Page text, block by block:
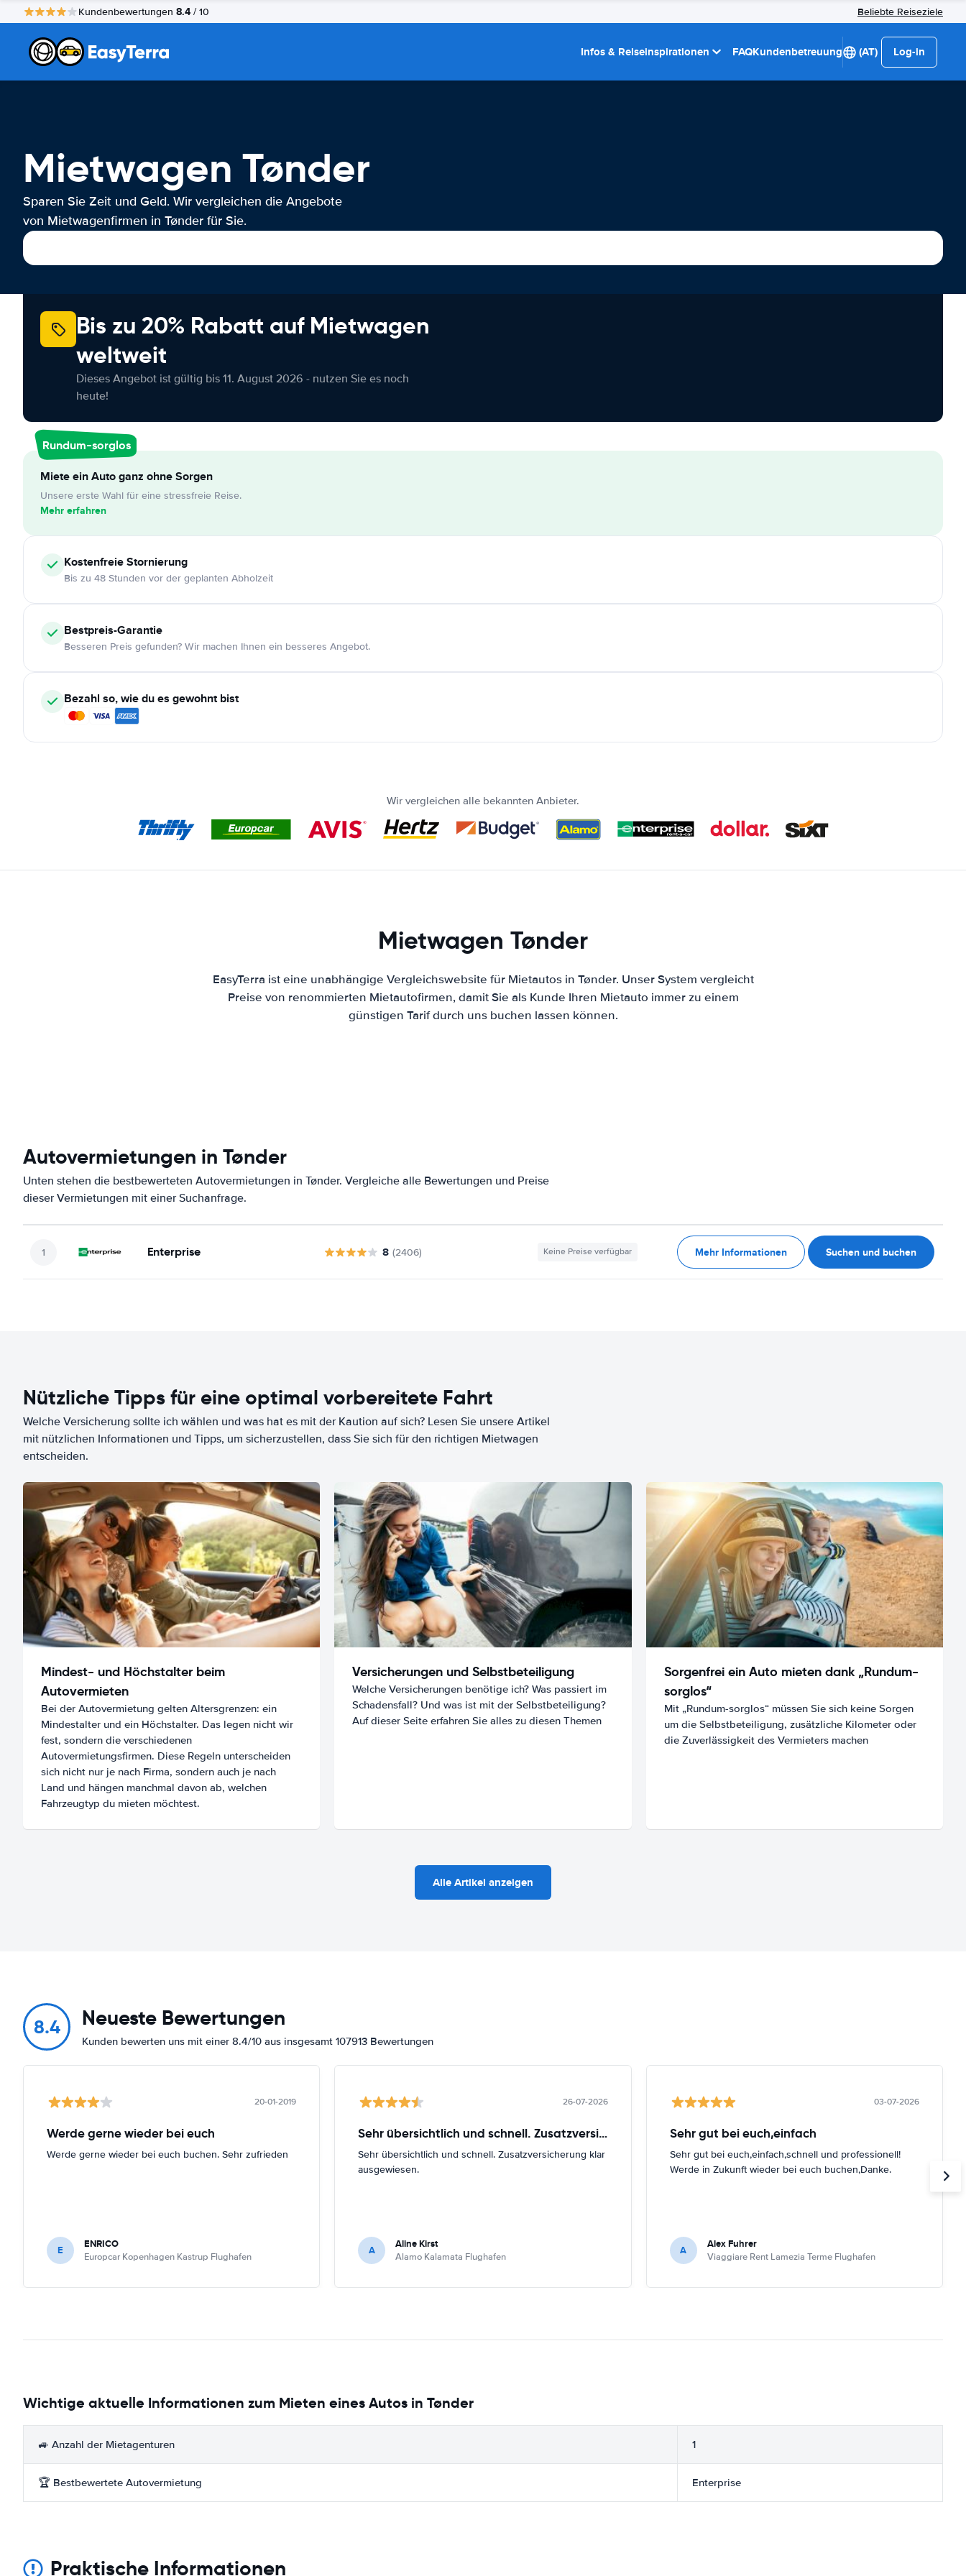
Kundenbewertungen 8.4 / 10 Beliebte Reiseziele
Infos & Reiseinspirationen FAQKundenbetreuung (AT) Log-in
Mietwagen Tønder
Sparen Sie Zeit und Geld. Wir vergleichen die Angebote
von Mietwagenfirmen in Tønder für Sie.
Bis zu 20% Rabatt auf Mietwagen
weltweit
Dieses Angebot ist gültig bis 11. August 2026 - nutzen Sie es noch
heute!
Rundum-sorglos
Miete ein Auto ganz ohne Sorgen
Unsere erste Wahl für eine stressfreie Reise.
Mehr erfahren
KostenfreieStornierung
Bis zu 48 Stunden vor der geplanten Abholzeit
Bestpreis-Garantie
Besseren Preis gefunden? Wir machen Ihnen ein besseres Angebot.
Bezahl so, wie du es gewohnt bist
Wir vergleichen alle bekannten Anbieter.
Mietwagen Tønder
EasyTerra ist eine unabhängige Vergleichswebsite für Mietautos in Tønder. Unser System vergleicht
Preise von renommierten Mietautofirmen, damit Sie als Kunde Ihren Mietauto immer zu einem
günstigen Tarif durch uns buchen lassen können.
Autovermietungen in Tønder
Unten stehen die bestbewerteten Autovermietungen in Tønder. Vergleiche alle Bewertungen und Preise
dieser Vermietungen mit einer Suchanfrage.
Enterprise 8 (2406) Keine Preise verfügbar Mehr Informationen Suchen und buchen
Nützliche Tipps für eine optimal vorbereitete Fahrt
Welche Versicherung sollte ich wählen und was hat es mit der Kaution auf sich? Lesen Sie unsere Artikel
mit nützlichen Informationen und Tipps, um sicherzustellen, dass Sie sich für den richtigen Mietwagen
entscheiden.
Mindest- und Höchstalter beim
Autovermieten
Bei der Autovermietung gelten Altersgrenzen: ein
Mindestalter und ein Höchstalter. Das legen nicht wir
fest, sondern die verschiedenen
Autovermietungsfirmen. Diese Regeln unterscheiden
sich nicht nur je nach Firma, sondern auch je nach
Land und hängen manchmal davon ab, welchen
Fahrzeugtyp du mieten möchtest.
Versicherungen und Selbstbeteiligung
Welche Versicherungen benötige ich? Was passiert im
Schadensfall? Und was ist mit der Selbstbeteiligung?
Auf dieser Seite erfahren Sie alles zu diesen Themen
Sorgenfrei ein Auto mieten dank „Rundum-
sorglos“
Mit „Rundum-sorglos“ müssen Sie sich keine Sorgen
um die Selbstbeteiligung, zusätzliche Kilometer oder
die Zuverlässigkeit des Vermieters machen
Alle Artikel anzeigen
8.4 Neueste Bewertungen
Kunden bewerten uns mit einer 8.4/10 aus insgesamt 107913 Bewertungen
20-01-2019
Werde gerne wieder bei euch
Werde gerne wieder bei euch buchen. Sehr zufrieden
E ENRICO
Europcar Kopenhagen Kastrup Flughafen
26-07-2026
Sehr übersichtlich und schnell. Zusatzversicherung
Sehr übersichtlich und schnell. Zusatzversicherung klar
ausgewiesen.
A Aline Kirst
Alamo Kalamata Flughafen
03-07-2026
Sehr gut bei euch,einfach
Sehr gut bei euch,einfach,schnell und professionell!
Werde in Zukunft wieder bei euch buchen,Danke.
A Alex Fuhrer
Viaggiare Rent Lamezia Terme Flughafen
Wichtige aktuelle Informationen zum Mieten eines Autos in Tønder
🚙 Anzahl der Mietagenturen 1
🏆 Bestbewertete Autovermietung Enterprise
Praktische Informationen